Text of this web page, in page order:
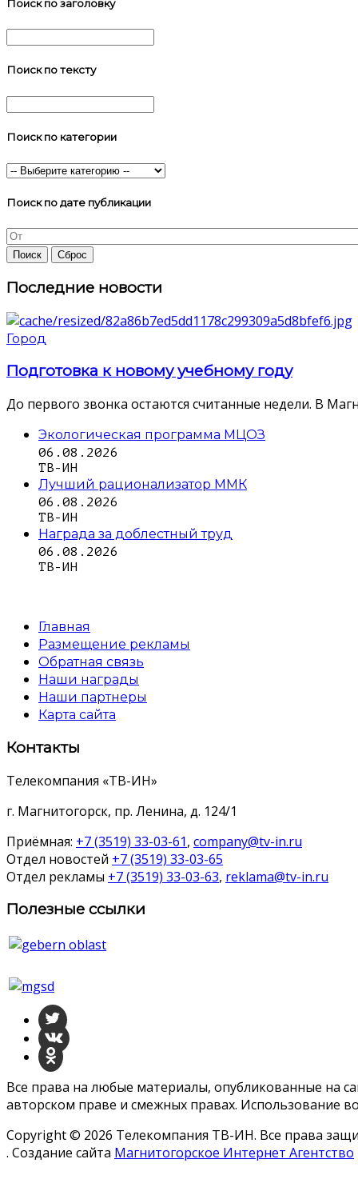
Поиск по заголовку
Поиск по тексту
Поиск по категории
Поиск по дате публикации
Последние новости
Город
Подготовка к новому учебному году
До первого звонка остаются считанные недели. В
Экологическая программа МЦОЗ
06.08.2026
ТВ-ИН
Лучший рационализатор ММК
06.08.2026
ТВ-ИН
Награда за доблестный труд
06.08.2026
ТВ-ИН
Главная
Размещение рекламы
Обратная связь
Наши награды
Наши партнеры
Карта сайта
Контакты
Телекомпания «ТВ-ИН»
г. Магнитогорск, пр. Ленина, д. 124/1
Приёмная: +7 (3519) 33-03-61, company@tv-in.ru
Отдел новостей +7 (3519) 33-03-65
Отдел рекламы +7 (3519) 33-03-63, reklama@tv-in.ru
Полезные ссылки
Все права на любые материалы, опубликованные на
авторском праве и смежных правах. Использование
Copyright © 2026 Телекомпания ТВ-ИН. Все права
. Создание сайта Магнитогорское Интернет Агентство